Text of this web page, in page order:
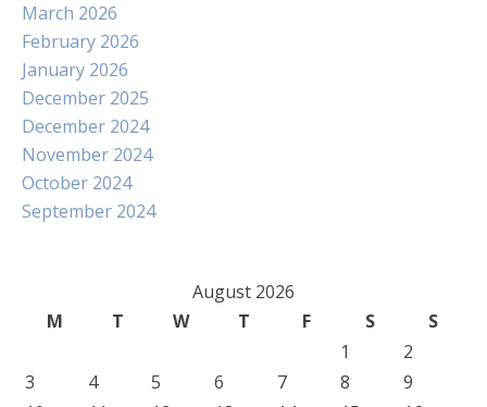
March 2026
February 2026
January 2026
December 2025
December 2024
November 2024
October 2024
September 2024
August 2026
M
T W T F S
S
1
2
3
4 5 6 7 8
9